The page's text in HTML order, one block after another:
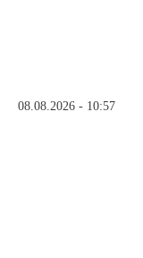
08.08.2026 - 10:57